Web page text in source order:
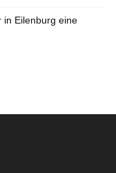
in Eilenburg eine